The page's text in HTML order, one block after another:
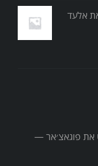
אלעד
להאט את פוגאצ׳אר —